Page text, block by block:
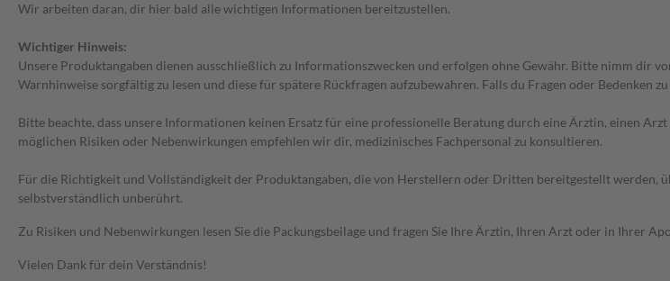
Wir arbeiten daran, dir hier bald alle wichtigen Informationen bereitzustellen.
Wichtiger Hinweis:
Unsere Produktangaben dienen ausschließlich zu Informationszwecken und erfolgen ohne Gewähr. Bitte nimm dir
Warnhinweise sorgfältig zu lesen und diese für spätere Rückfragen aufzubewahren. Falls du Fragen oder Bedenken
Bitte beachte, dass unsere Informationen keinen Ersatz für eine professionelle Beratung durch eine Ärztin, einen
möglichen Risiken oder Nebenwirkungen empfehlen wir dir, medizinisches Fachpersonal zu konsultieren.
Für die Richtigkeit und Vollständigkeit der Produktangaben, die von Herstellern oder Dritten bereitgestellt werden,
selbstverständlich unberührt.
Zu Risiken und Nebenwirkungen lesen Sie die Packungsbeilage und fragen Sie Ihre Ärztin, Ihren Arzt oder in Ihrer
Vielen Dank für dein Verständnis!